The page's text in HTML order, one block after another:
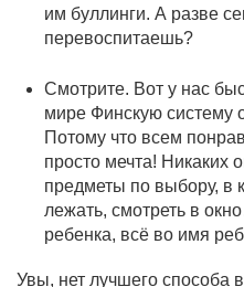
им буллинги. А разве
перевоспитаешь?
Смотрите. Вот у нас
мире Финскую систему
Потому что всем
просто мечта! Никаких
предметы по выбору, в
лежать, смотреть в
ребенка, всё во имя
Увы, нет лучшего способа